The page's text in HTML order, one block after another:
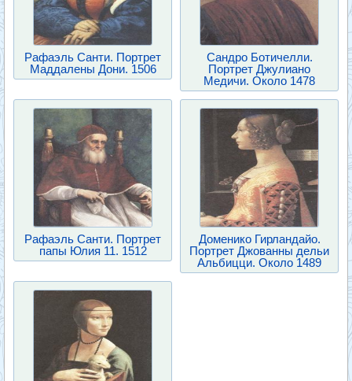
Рафаэль Санти. Портрет
Маддалены Дони. 1506
Сандро Ботичелли.
Портрет Джулиано
Медичи. Около 1478
Рафаэль Санти. Портрет
папы Юлия 11. 1512
Доменико Гирландайо.
Портрет Джованны дельи
Альбицци. Около 1489